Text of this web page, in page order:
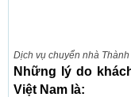
Dịch vụ chuyển nhà
Những lý do
Việt Nam là: